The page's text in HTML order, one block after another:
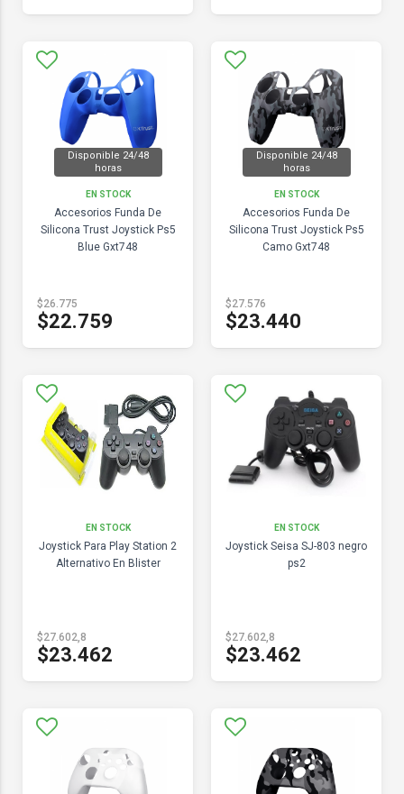
Disponible 24/48
horas
EN STOCK
Accesorios Funda De
Silicona Trust Joystick Ps5
Blue Gxt748
$26.775
$22.759
Disponible 24/48
horas
EN STOCK
Accesorios Funda De
Silicona Trust Joystick Ps5
Camo Gxt748
$27.576
$23.440
EN STOCK
Joystick Para Play Station 2
Alternativo En Blister
$27.602,8
$23.462
EN STOCK
Joystick Seisa SJ-803 negro
ps2
$27.602,8
$23.462